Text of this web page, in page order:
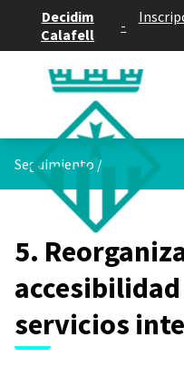
Decidim
Calafell
-
Seguimiento /
5.
servicios